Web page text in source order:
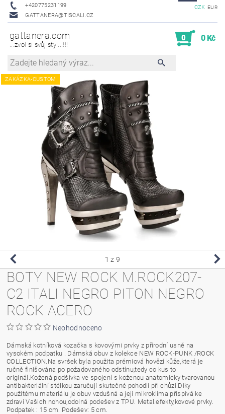
+420775231199
GATTANERA@TISCALI.CZ
CZK EUR
gattanera.com
...zvol si svůj styl...!!!
0 0 Kč
ZAKÁZKA-CUSTOM
1 z 9
BOTY NEW ROCK M.ROCK207-
C2 ITALI NEGRO PITON NEGRO
ROCK ACERO
Neohodnoceno
Dámská kotníková kozačka s kovovými prvky z přírodní usně na
vysokém podpatku . Dámská obuv z kolekce NEW ROCK-PUNK /ROCK
COLLECTION.Na svršek byla použita prémiová hovězí kůže,která je
ručně finišována po požadovaného odstínu,tedy co kus to
originál.Kožená podšívka ve spojení s koženou anatomicky tvarovanou
antibakteriální stélkou zaručují skutečné pohodlí při chůzi.Díky
použitému materiálu je obuv vzdušná a její mikroklima přispívá ke
zdraví Vašich nohou,odolná podešev z TPU. Metal.efekty,kovové prvky.
Podpatek : 15 cm. Podešev: 5 cm.